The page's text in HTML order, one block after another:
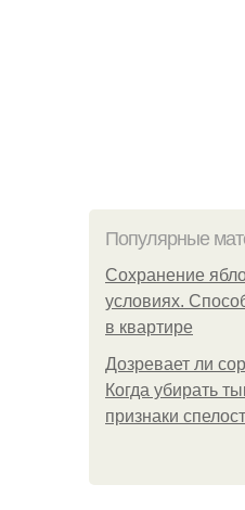
Популярные
Сохранение
условиях.
в квартире
Дозревает ли
Когда убирать
признаки